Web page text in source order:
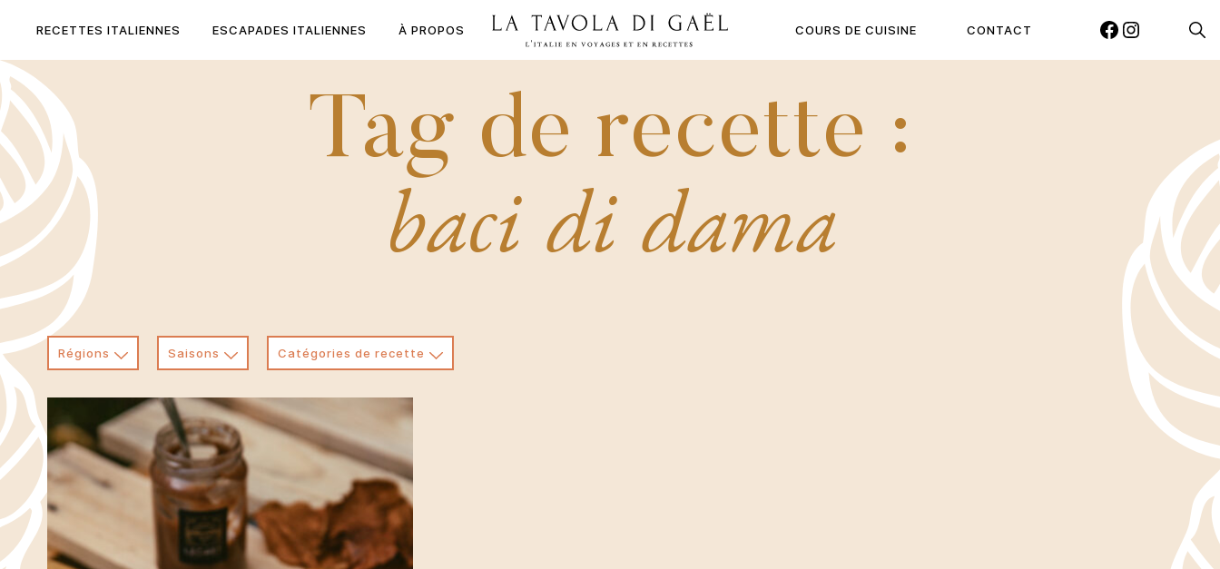
RECETTES ITALIENNES ESCAPADES ITALIENNES À PROPOS
LA
GAËL
COURS DE CUISINE CONTACT
FACEBOOK
INSTAGRAM
Tag de recette :
baci di dama
Régions Saisons Catégories de recette
Piémont
Dolci
Toute l'année